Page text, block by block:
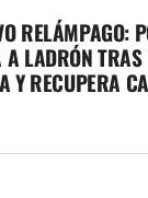
RELÁMPAGO:
LADRÓN TRAS
Y RECUPERA